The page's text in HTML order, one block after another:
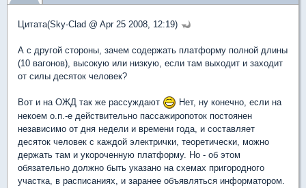
Цитата(Sky-Clad @ Apr 25 2008, 12:19)
А с другой стороны, зачем содержать платформу полной длины
(10 вагонов), высокую или низкую, если там выходит и заходит
от силы десяток человек?
Вот и на ОЖД так же рассуждают
Нет, ну конечно, если на
некоем о.п.-е действительно пассажиропоток постоянен
независимо от дня недели и времени года, и составляет
десяток человек с каждой электрички, теоретически, можно
держать там и укороченную платформу. Но - об этом
обязательно должно быть указано на схемах пригородного
участка, в расписаниях, и заранее объявляться информатором.